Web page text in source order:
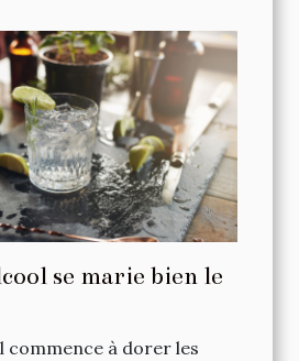
se marie bien le
commence à dorer les